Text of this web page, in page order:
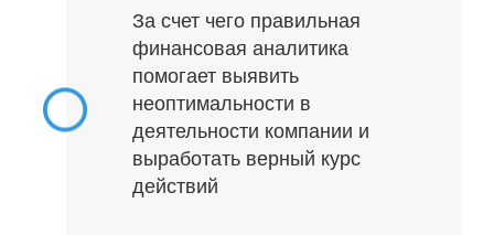
За счет чего правильная
финансовая аналитика
помогает выявить
неоптимальности в
деятельности компании и
выработать верный курс
действий